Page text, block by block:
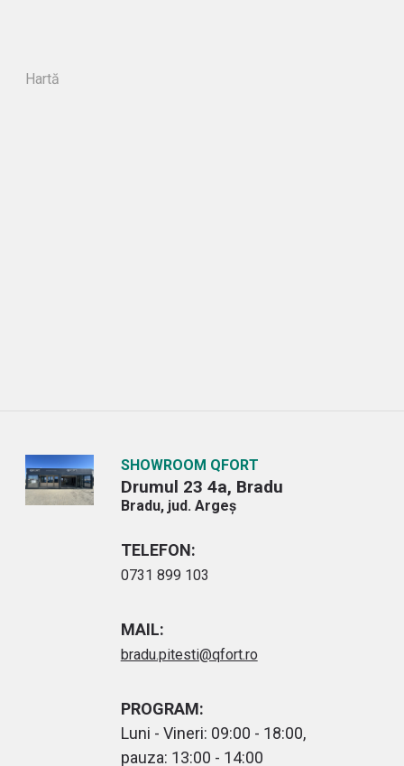
Hartă
SHOWROOM QFORT
Drumul 23 4a, Bradu
Bradu, jud. Argeș
TELEFON:
0731 899 103
MAIL:
bradu.pitesti@qfort.ro
PROGRAM:
Luni - Vineri: 09:00 - 18:00,
pauza: 13:00 - 14:00